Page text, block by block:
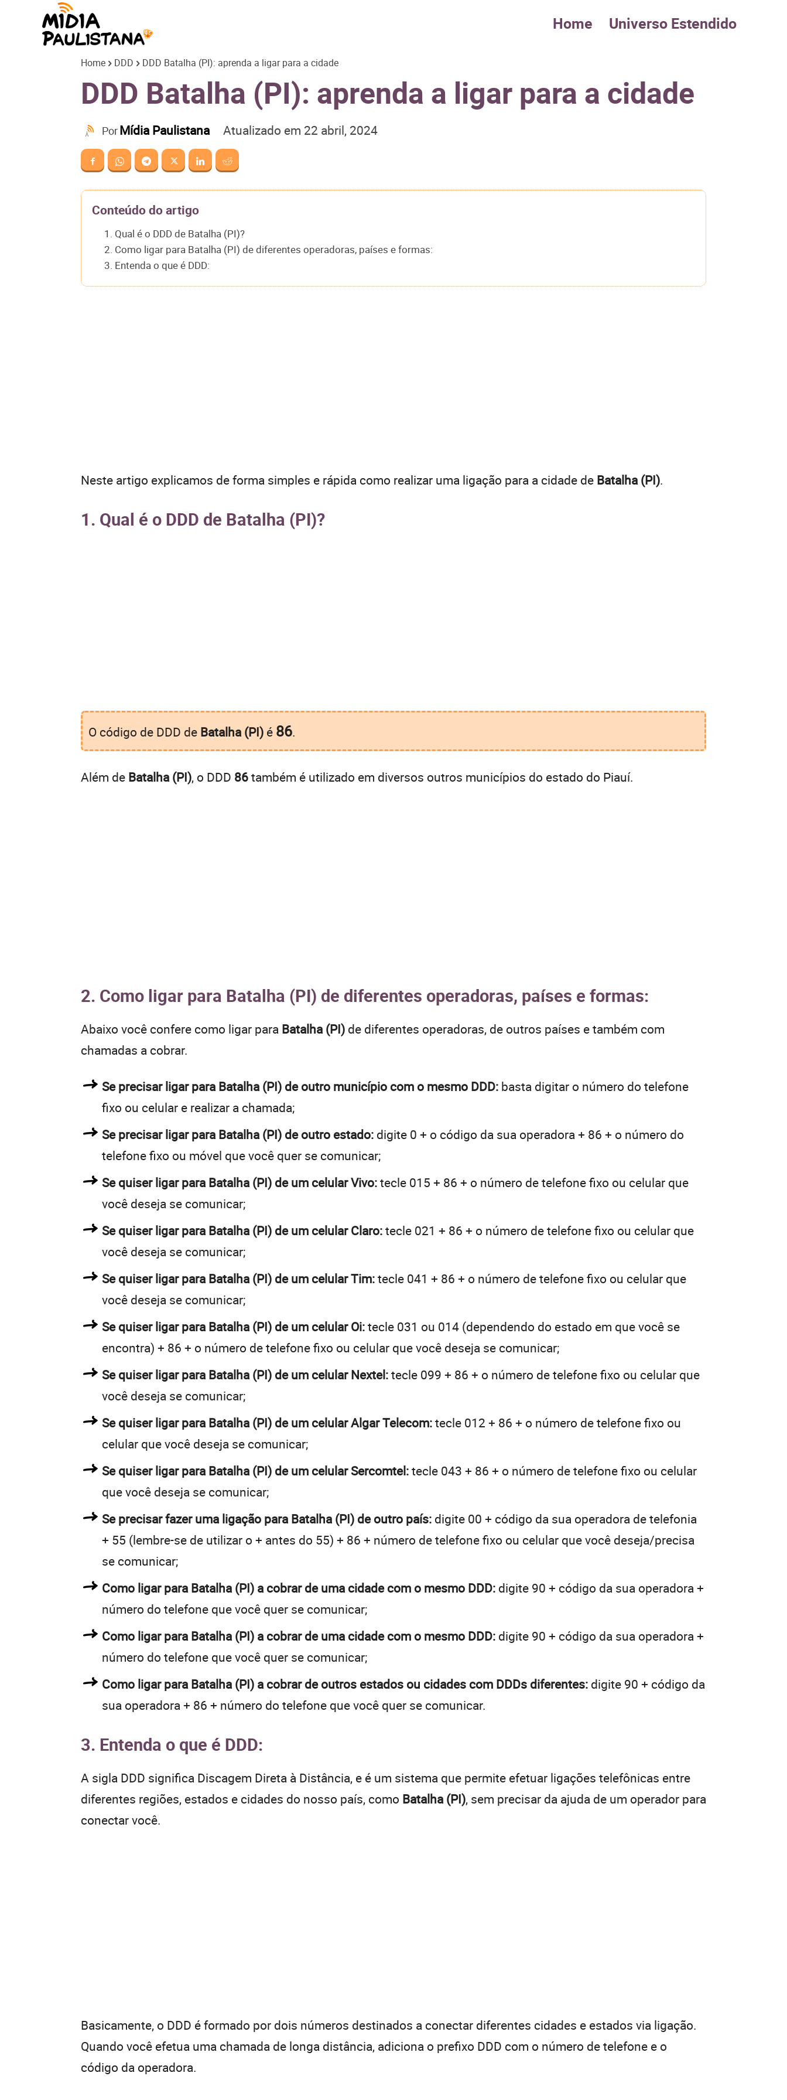
Paulistana
Home Universo Estendido
Home DDD DDD Batalha (PI): aprenda a ligar para a cidade
DDD Batalha (PI): aprenda a ligar para a cidade
PorMídia Paulistana Atualizado em 22 abril, 2024
Conteúdo do artigo
1. Qual é o DDD de Batalha (PI)?
2. Como ligar para Batalha (PI) de diferentes operadoras, países e formas:
3. Entenda o que é DDD:
Neste artigo explicamos de forma simples e rápida como realizar uma ligação para a cidade de Batalha (PI).
1. Qual é o DDD de Batalha (PI)?
O código de DDD de Batalha (PI) é 86.
Além de Batalha (PI), o DDD 86também é utilizado em diversos outros municípios do estado do Piauí.
2. Como ligar para Batalha (PI) de diferentes operadoras, países e formas:
Abaixo você confere como ligar para Batalha (PI) de diferentes operadoras, de outros países e também com
chamadas a cobrar.
Se precisar ligar para Batalha (PI) de outro município com o mesmo DDD: basta digitar o número do telefone
fixo ou celular e realizar a chamada;
Se precisar ligar para Batalha (PI) de outro estado: digite 0 + o código da sua operadora + 86 + o número do
telefone fixo ou móvel que você quer se comunicar;
Se quiser ligar para Batalha (PI) de um celular Vivo:tecle 015 + 86 + o número de telefone fixo ou celular que
você deseja se comunicar;
Se quiser ligar para Batalha (PI) de um celular Claro:tecle 021 + 86 + o número de telefone fixo ou celular que
você deseja se comunicar;
Se quiser ligar para Batalha (PI) de um celular Tim:tecle 041 + 86 + o número de telefone fixo ou celular que
você deseja se comunicar;
Se quiser ligar para Batalha (PI) de um celular Oi:tecle 031 ou 014 (dependendo do estado em que você se
encontra) + 86 + o número de telefone fixo ou celular que você deseja se comunicar;
Se quiser ligar para Batalha (PI) de um celular Nextel:tecle 099 + 86 + o número de telefone fixo ou celular que
você deseja se comunicar;
Se quiser ligar para Batalha (PI) de um celular Algar Telecom:tecle 012 + 86 + o número de telefone fixo ou
celular que você deseja se comunicar;
Se quiser ligar para Batalha (PI) de um celular Sercomtel:tecle 043 + 86 + o número de telefone fixo ou celular
que você deseja se comunicar;
Se precisar fazer uma ligação para Batalha (PI) de outro país: digite 00 + código da sua operadora de telefonia
+ 55 (lembre-se de utilizar o + antes do 55) + 86 + número de telefone fixo ou celular que você deseja/precisa
se comunicar;
Como ligar para Batalha (PI) a cobrar de uma cidade com o mesmo DDD: digite 90 + código da sua operadora +
número do telefone que você quer se comunicar;
Como ligar para Batalha (PI) a cobrar de uma cidade com o mesmo DDD: digite 90 + código da sua operadora +
número do telefone que você quer se comunicar;
Como ligar para Batalha (PI) a cobrar de outros estados ou cidades com DDDs diferentes: digite 90 + código da
sua operadora + 86 + número do telefone que você quer se comunicar.
3. Entenda o que é DDD:
A sigla DDD significa Discagem Direta à Distância, e é um sistema que permite efetuar ligações telefônicas entre
diferentes regiões, estados e cidades do nosso país, como Batalha (PI), sem precisar da ajuda de um operador para
conectar você.
Basicamente, o DDD é formado por dois números destinados a conectar diferentes cidades e estados via ligação.
Quando você efetua uma chamada de longa distância, adiciona o prefixo DDD com o número de telefone e o
código da operadora.